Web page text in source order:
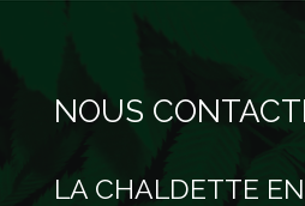
NOUS
LA CHALDETTE